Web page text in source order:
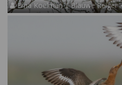
Erna Koelman | Blauwe Reiger